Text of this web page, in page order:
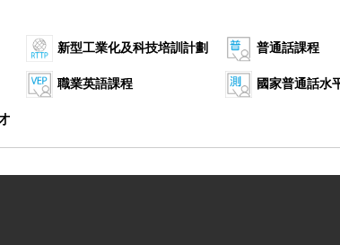
新型工業化及科技培訓計劃 普通話課程
職業英語課程 國家普通話水